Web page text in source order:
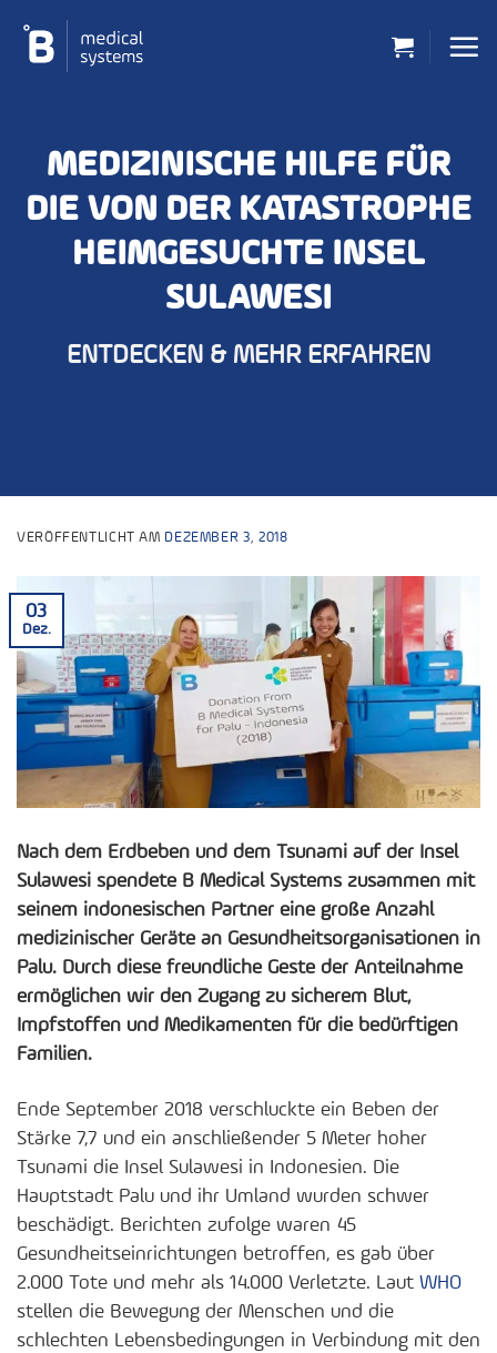
Inhalt
springen
MEDIZINISCHE HILFE FÜR
DIE VON DER KATASTROPHE
HEIMGESUCHTE INSEL
SULAWESI
ENTDECKEN & MEHR ERFAHREN
VERÖFFENTLICHT AM DEZEMBER 3, 2018
03
Dez.
Nach dem Erdbeben und dem Tsunami auf der Insel
Sulawesi spendete B Medical Systems zusammen mit
seinem indonesischen Partner eine große Anzahl
medizinischer Geräte an Gesundheitsorganisationen in
Palu. Durch diese freundliche Geste der Anteilnahme
ermöglichen wir den Zugang zu sicherem Blut,
Impfstoffen und Medikamenten für die bedürftigen
Familien.
Ende September 2018 verschluckte ein Beben der
Stärke 7,7 und ein anschließender 5 Meter hoher
Tsunami die Insel Sulawesi in Indonesien. Die
Hauptstadt Palu und ihr Umland wurden schwer
beschädigt. Berichten zufolge waren 45
Gesundheitseinrichtungen betroffen, es gab über
2.000 Tote und mehr als 14.000 Verletzte. Laut WHO
stellen die Bewegung der Menschen und die
schlechten Lebensbedingungen in Verbindung mit den